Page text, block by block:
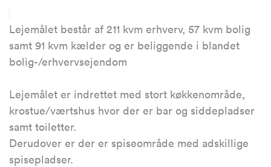
Lejemålet består af 211 kvm erhverv, 57 kvm bolig
samt 91 kvm kælder og er beliggende i blandet
bolig-/erhvervsejendom
Lejemålet er indrettet med stort køkkenområde,
krostue/værtshus hvor der er bar og siddepladser
samt toiletter.
Derudover er der er spiseområde med adskillige
spisepladser.